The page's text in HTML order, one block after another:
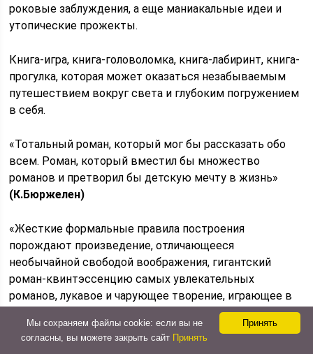
роковые заблуждения, а еще маниакальные идеи и
утопические прожекты.
Книга-игра, книга-головоломка, книга-лабиринт, книга-
прогулка, которая может оказаться незабываемым
путешествием вокруг света и глубоким погружением
в себя.
«Тотальный роман, который мог бы рассказать обо
всем. Роман, который вместил бы множество
романов и претворил бы детскую мечту в жизнь»
(К.Бюржелен)
«Жесткие формальные правила построения
порождают произведение, отличающееся
необычайной свободой воображения, гигантский
роман-квинтэссенцию самых увлекательных
романов, лукавое и чарующее творение, играющее в
хаос и порядок, и переворачивающее все наши
представления о литературе»
(Л. Кливо)
Принять
Мы сохраняем файлы cookie: если вы не
согласны, вы можете закрыть сайт Принять